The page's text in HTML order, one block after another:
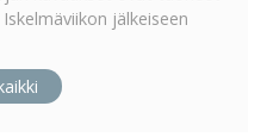
jälkeiseen